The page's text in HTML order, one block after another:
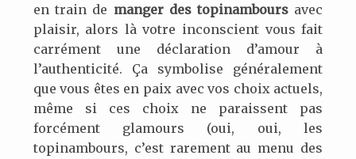
en train de manger des topinamboursavec
plaisir, alors là votre inconscient vous fait
carrément une déclaration d’amour à
l’authenticité. Ça symbolise généralement
que vous êtes en paix avec vos choix actuels,
même si ces choix ne paraissent pas
forcément glamours (oui, oui, les
topinambours, c’est rarement au menu des